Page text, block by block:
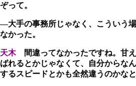
ぞって。
―大手の事務所じゃなく、こういう
なかった。
天木間違ってなかったですね。甘
ばれるとかじゃなくて、自分からな
するスピードとかも全然違うのかなと